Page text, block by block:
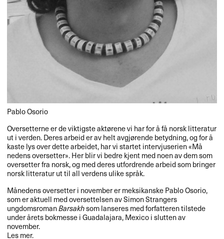
Pablo Osorio
Oversetterne er de viktigste akt​ø​rene vi har for ​å f​å norsk litteratur
ut i verden. Deres arbeid er av helt avgj​ø​rende betydning, og for ​å
kaste lys over dette arbeidet, har vi startet intervjuserien «​M​å​
nedens oversetter​»​​. Her blir vi bedre kjent med noen av dem som
oversetter fra norsk, og med deres utfordrende arbeid som bringer
norsk litteratur ut til all verdens ulike spr​å​k.​​
M​å​nedens oversetter i november er meksikanske Pablo Osorio,
som er aktuell med oversettelsen av Simon Strangers
ungdomsromanBarsakhsom lanseres med forfatteren tilstede
under ​å​rets bokmesse i Guadalajara, Mexico i slutten av
november.
Les mer.​​